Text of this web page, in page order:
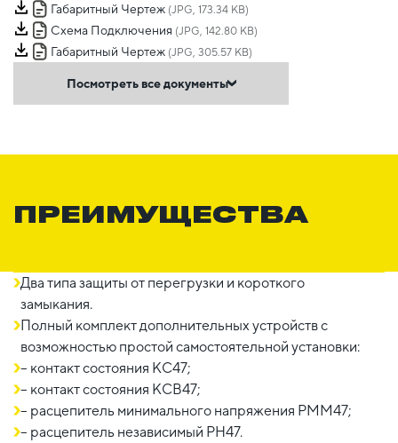
Габаритный Чертеж (JPG, 173.34 KB)
Схема Подключения (JPG, 142.80 KB)
Габаритный Чертеж (JPG, 305.57 KB)
Посмотреть все документы
ПРЕИМУЩЕСТВА
Два типа защиты от перегрузки и короткого
замыкания.
Полный комплект дополнительных устройств с
возможностью простой самостоятельной установки:
– контакт состояния КС47;
– контакт состояния КСВ47;
– расцепитель минимального напряжения РММ47;
– расцепитель независимый РН47.